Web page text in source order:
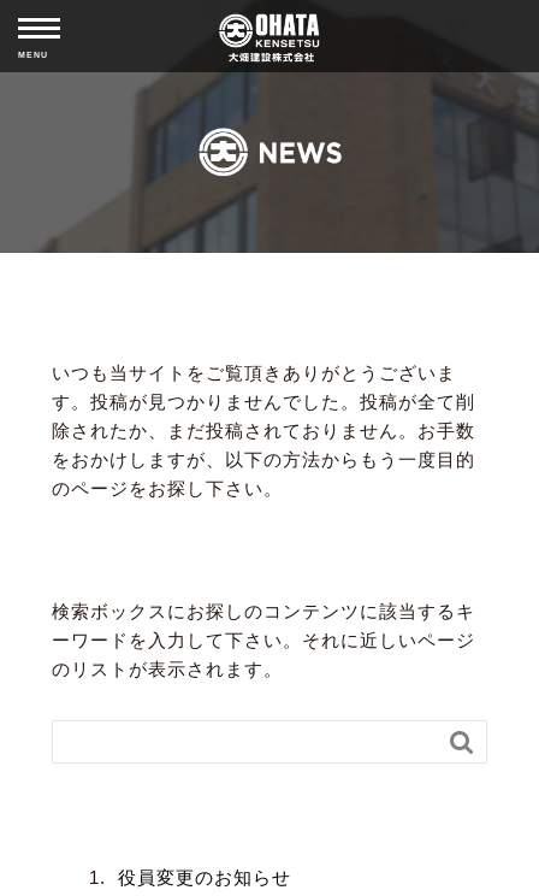
MENU
MISSION
HISTORY
NEWS
いつも当サイトをご覧頂きありがとうございま
す。投稿が見つかりませんでした。投稿が全て削
除されたか、まだ投稿されておりません。お手数
をおかけしますが、以下の方法からもう一度目的
のページをお探し下さい。
検索ボックスにお探しのコンテンツに該当するキ
ーワードを入力して下さい。それに近しいページ
のリストが表示されます。

役員変更のお知らせ